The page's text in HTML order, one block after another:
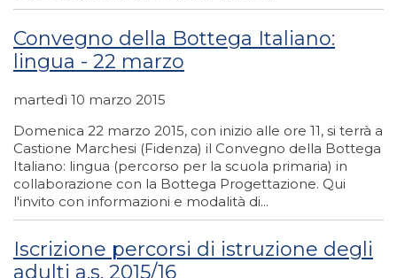
Convegno della Bottega Italiano:
lingua - 22 marzo
martedì 10 marzo 2015
Domenica 22 marzo 2015, con inizio alle ore 11, si terrà a
Castione Marchesi (Fidenza) il Convegno della Bottega
Italiano: lingua (percorso per la scuola primaria) in
collaborazione con la Bottega Progettazione. Qui
l'invito con informazioni e modalità di...
Iscrizione percorsi di istruzione degli
adulti a.s. 2015/16